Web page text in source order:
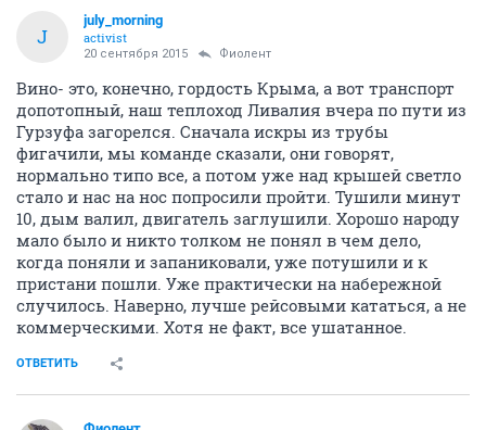
J
july_morning
activist
20 сентября 2015 Фиолент
Вино- это, конечно, гордость Крыма, а вот транспорт
допотопный, наш теплоход Ливалия вчера по пути из
Гурзуфа загорелся. Сначала искры из трубы
фигачили, мы команде сказали, они говорят,
нормально типо все, а потом уже над крышей светло
стало и нас на нос попросили пройти. Тушили минут
10, дым валил, двигатель заглушили. Хорошо народу
мало было и никто толком не понял в чем дело,
когда поняли и запаниковали, уже потушили и к
пристани пошли. Уже практически на набережной
случилось. Наверно, лучше рейсовыми кататься, а не
коммерческими. Хотя не факт, все ушатанное.
ОТВЕТИТЬ